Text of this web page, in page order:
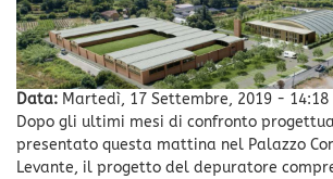
Data: Martedì, 17 Settembre, 2019 - 14:18
Dopo gli ultimi mesi di confronto
presentato questa mattina nel Palazzo
Levante, il progetto del depuratore